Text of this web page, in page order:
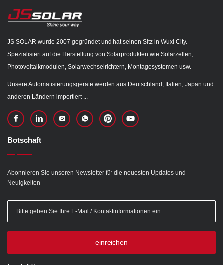
JS SOLAR wurde 2007 gegründet und hat seinen Sitz in Wuxi City.
Spezialisiert auf die Herstellung von Solarprodukten wie Solarzellen,
Photovoltaikmodulen, Solarwechselrichtern, Montagesystemen usw.
Unsere Automatisierungsgeräte werden aus Deutschland, Italien, Japan und
anderen Ländern importiert ...
Botschaft
Abonnieren Sie unseren Newsletter für die neuesten Updates und
Neuigkeiten
einreichen